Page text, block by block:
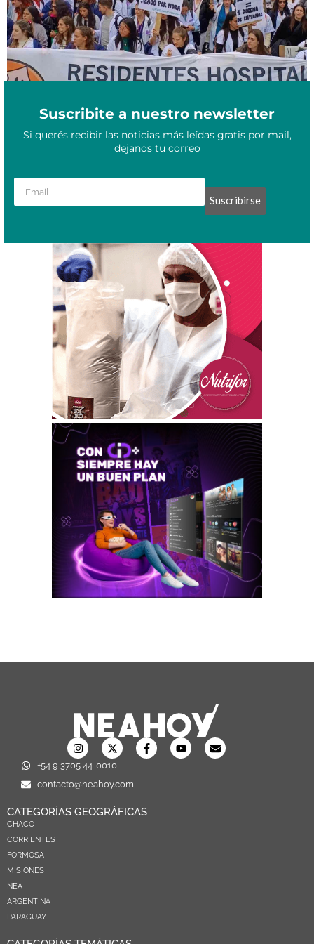
Suscribite a nuestro newsletter
Si querés recibir las noticias más leídas gratis por mail,
dejanos tu correo
Suscribirse
+54 9 3705 44-0010
contacto@neahoy.com
CATEGORÍAS GEOGRÁFICAS
CHACO
CORRIENTES
FORMOSA
MISIONES
NEA
ARGENTINA
PARAGUAY